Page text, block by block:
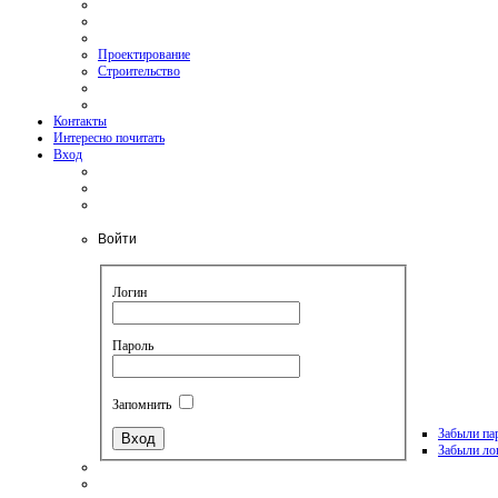
Проектирование
Строительство
Контакты
Интересно почитать
Вход
Войти
Логин
Пароль
Запомнить
Забыли
Забыли